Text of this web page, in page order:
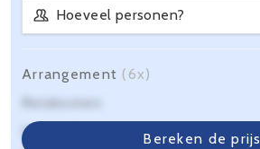
Hoeveel personen?
Bereken de prijs
Arrangement (6x)
Reiskosten
Servicekosten